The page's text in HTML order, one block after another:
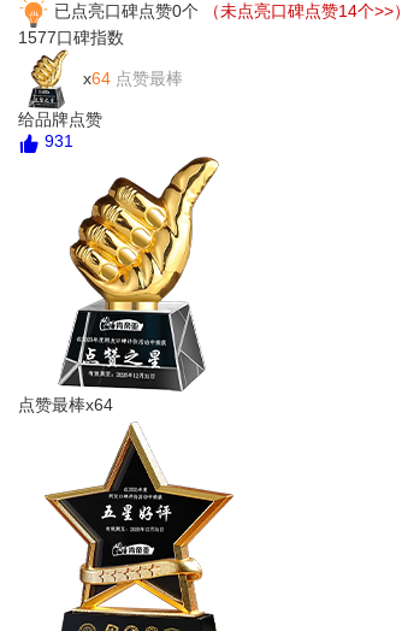
已点亮口碑点赞0个
（未点亮口碑点赞14个>>）
1577口碑指数
x64 点赞最棒
给品牌点赞
931
点赞最棒x64